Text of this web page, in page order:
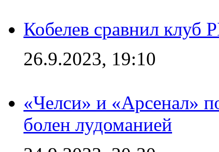
Кобелев сравнил клуб
26.9.2023, 19:10
«Челси» и «Арсенал»
болен лудоманией